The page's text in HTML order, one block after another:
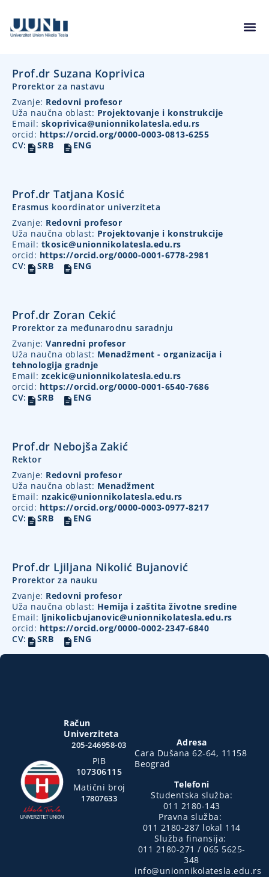
Prof.dr Suzana Koprivica
Prorektor za nastavu
Zvanje: Redovni profesor
Uža naučna oblast: Projektovanje i konstrukcije
Email: skoprivica@unionnikolatesla.edu.rs
orcid: https://orcid.org/0000-0003-0813-6255
CV:
SRB ENG
Prof.dr Tatjana Kosić
Erasmus koordinator univerziteta
Zvanje: Redovni profesor
Uža naučna oblast: Projektovanje i konstrukcije
Email: tkosic@unionnikolatesla.edu.rs
orcid: https://orcid.org/0000-0001-6778-2981
CV:
SRB ENG
Prof.dr Zoran Cekić
Prorektor za međunarodnu saradnju
Zvanje: Vanredni profesor
Uža naučna oblast: Menadžment - organizacija i
tehnologija gradnje
Email: zcekic@unionnikolatesla.edu.rs
orcid: https://orcid.org/0000-0001-6540-7686
CV:
SRB ENG
Prof.dr Nebojša Zakić
Rektor
Zvanje: Redovni profesor
Uža naučna oblast: Menadžment
Email: nzakic@unionnikolatesla.edu.rs
orcid: https://orcid.org/0000-0003-0977-8217
CV:
SRB ENG
Prof.dr Ljiljana Nikolić Bujanović
Prorektor za nauku
Zvanje: Redovni profesor
Uža naučna oblast: Hemija i zaštita životne sredine
Email: ljnikolicbujanovic@unionnikolatesla.edu.rs
orcid: https://orcid.org/0000-0002-2347-6840
CV:
SRB ENG
Račun
Univerziteta
205-246958-03
PIB
107306115
Matični broj
17807633
Adresa
Cara Dušana 62-64, 11158
Beograd
Telefoni
Studentska služba:
011 2180-143
Pravna služba:
011 2180-287 lokal 114
Služba finansija:
011 2180-271 / 065 5625-
348
info@unionnikolatesla.edu.rs